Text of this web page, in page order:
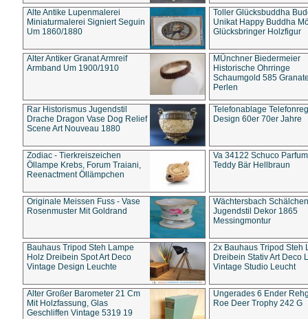
Alte Antike Lupenmalerei
Miniaturmalerei Signiert Seguin
Um 1860/1880
Toller Glücksbuddha
Unikat Happy Buddha
Glücksbringer Holzfigur
Alter Antiker Granat Armreif
Armband Um 1900/1910
MÜnchner Biedermeier
Historische Ohrringe
Schaumgold 585
Perlen
Rar Historismus Jugendstil
Drache Dragon Vase Dog Relief
Scene Art Nouveau 1880
Telefonablage
Design 60er 70er Jahre
Zodiac - Tierkreiszeichen
Öllampe Krebs, Forum Traiani,
Reenactment Öllämpchen
Va 34122 Schuco
Teddy Bär Hellbraun
Originale Meissen Fuss - Vase
Rosenmuster Mit Goldrand
Wächtersbach Schälchen
Jugendstil Dekor 1865
Messingmontur
Bauhaus Tripod Steh Lampe
Holz Dreibein Spot Art Deco
Vintage Design Leuchte
2x Bauhaus Tripod Steh
Dreibein Stativ Art Deco
Vintage Studio Leucht
Alter Großer Barometer 21 Cm
Mit Holzfassung, Glas
Geschliffen Vintage 5319 19
Ungerades 6 Ender
Roe Deer Trophy 242 G